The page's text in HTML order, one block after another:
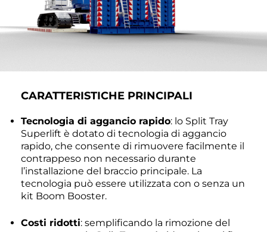
CARATTERISTICHE PRINCIPALI
Tecnologia di aggancio rapido: lo Split Tray
Superlift è dotato di tecnologia di aggancio
rapido, che consente di rimuovere facilmente il
contrappeso non necessario durante
l’installazione del braccio principale. La
tecnologia può essere utilizzata con o senza un
kit Boom Booster.
Costi ridotti: semplificando la rimozione del